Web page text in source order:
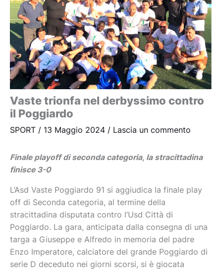
Vaste trionfa nel derbyssimo contro
il Poggiardo
SPORT / 13 Maggio 2024 / Lascia un commento
Finale playoff di seconda categoria, la stracittadina
finisce 3-0
L’Asd Vaste Poggiardo 91 si aggiudica la finale play
off di Seconda categoria, al termine della
stracittadina disputata contro l’Usd Città di
Poggiardo. La gara, anticipata dalla consegna di una
targa a Giuseppe e Alfredo in memoria del padre
Enzo Imperatore, calciatore del grande Poggiardo di
serie D deceduto nei giorni scorsi, si è giocata